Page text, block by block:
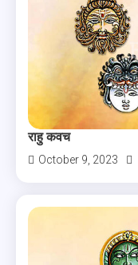
राहु कवच
October 9, 2023